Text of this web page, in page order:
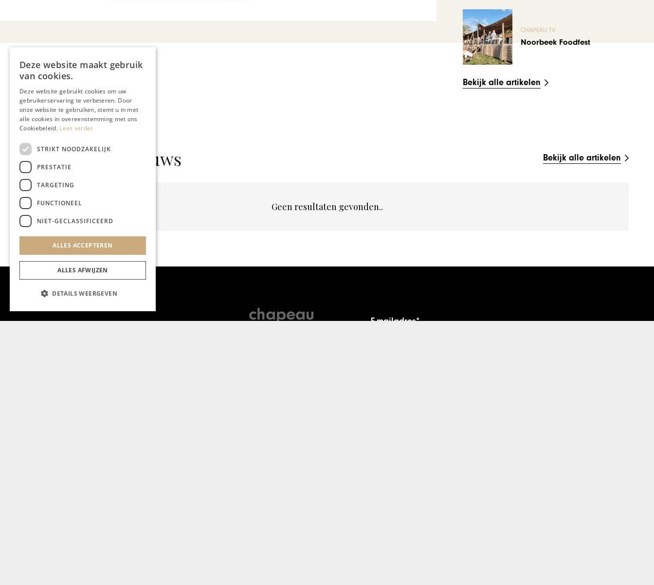
CHAPEAU TV
Noorbeek Foodfest
Bekijk alle artikelen
Gerelateerd nieuws Bekijk alle artikelen
Geen resultaten gevonden..
chapeau
E-mailadres*
Deze website maakt gebruik
van cookies.
Deze website gebruikt cookies om uw
gebruikerservaring te verbeteren. Door
onze website te gebruiken, stemt u in met
alle cookies in overeenstemming met ons
Cookiebeleid. Lees verder
STRIKT NOODZAKELIJK
PRESTATIE
TARGETING
FUNCTIONEEL
NIET-GECLASSIFICEERD
ALLES ACCEPTEREN
ALLES AFWIJZEN
DETAILS WEERGEVEN